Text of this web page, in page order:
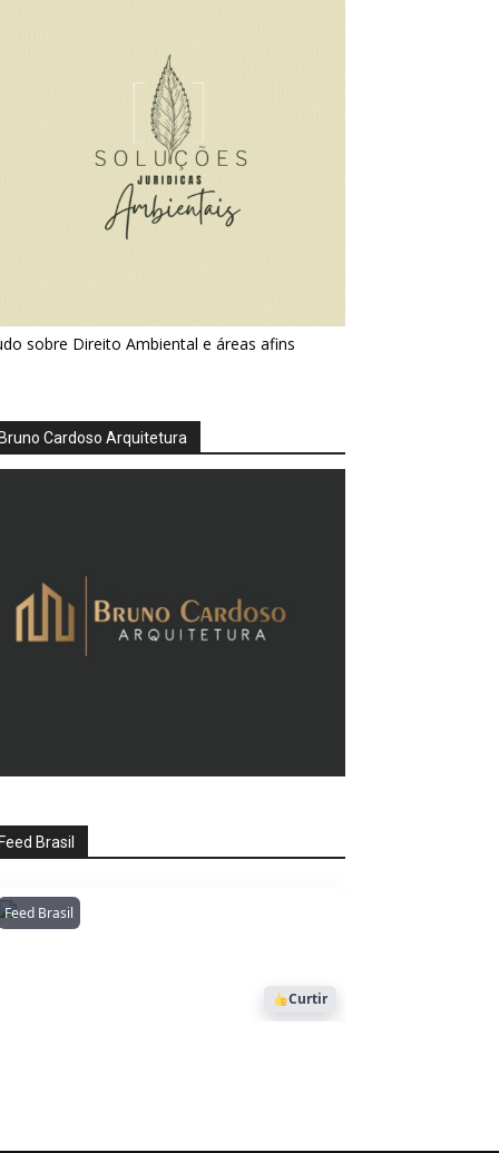
sobre Direito Ambiental e áreas afins
Cardoso Arquitetura
Brasil
Feed BrasilAmazonianarede
1053
Curtir